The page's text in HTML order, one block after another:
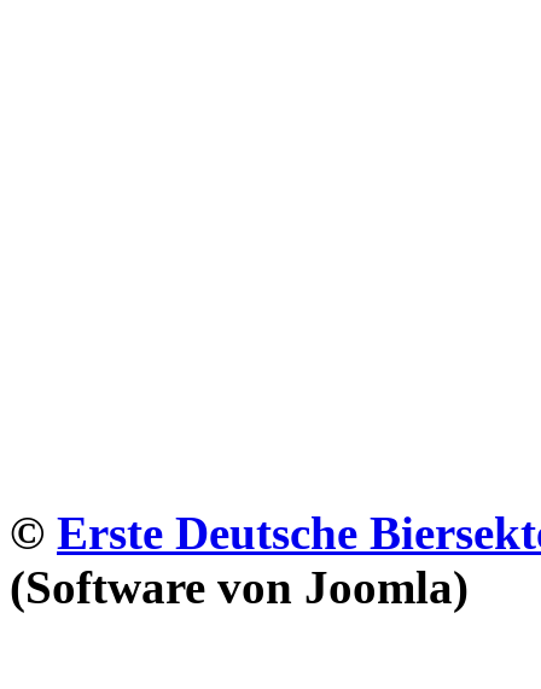
© Erste Deutsche
(Software von Joomla)